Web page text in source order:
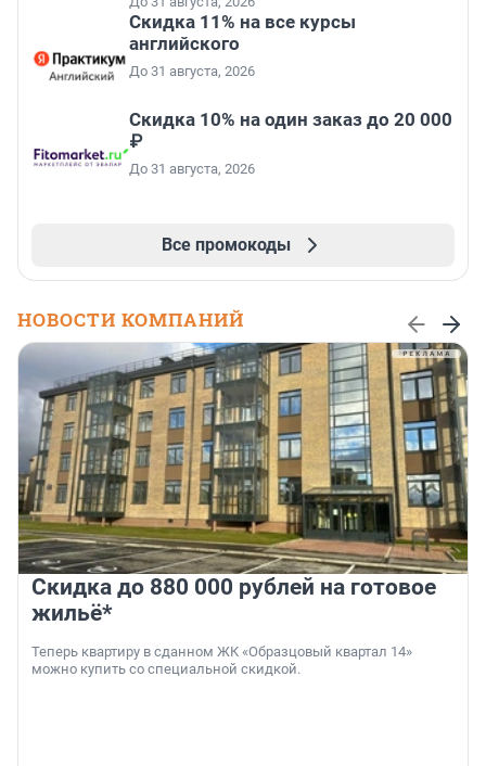
Скидка 11% на все курсы
английского
До 31 августа, 2026
Скидка 10% на один заказ до 20 000
₽
До 31 августа, 2026
Все промокоды
НОВОСТИ КОМПАНИЙ
Скидка до 880 000 рублей на готовое
жильё*
Теперь квартиру в сданном ЖК «Образцовый квартал 14»
можно купить со специальной скидкой.